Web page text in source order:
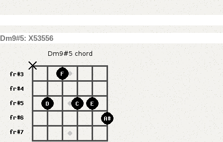
Dm9#5: X53556